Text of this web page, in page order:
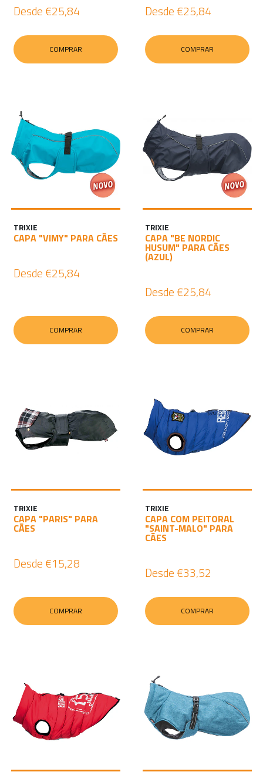
Desde €25,84
COMPRAR
Desde €25,84
COMPRAR
TRIXIE
CAPA "VIMY" PARA CÃES
Desde €25,84
COMPRAR
TRIXIE
CAPA "BE NORDIC
HUSUM" PARA CÃES
(AZUL)
Desde €25,84
COMPRAR
TRIXIE
CAPA "PARIS" PARA
CÃES
Desde €15,28
COMPRAR
TRIXIE
CAPA COM PEITORAL
"SAINT-MALO" PARA
CÃES
Desde €33,52
COMPRAR